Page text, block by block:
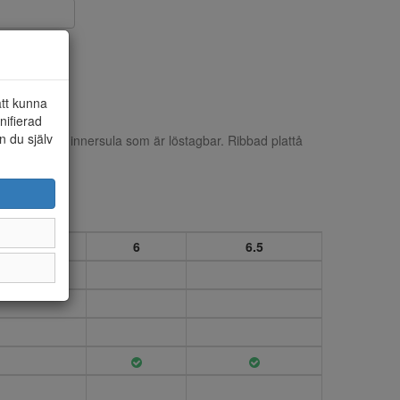
och skinn innersula som är löstagbar. Ribbad plattå
5.5 6
6.5
kunna
du själv